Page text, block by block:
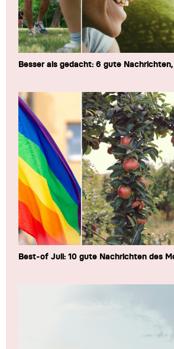
Besser als gedacht: 6 gute
Best-of Juli: 10 gute Nachrichten des